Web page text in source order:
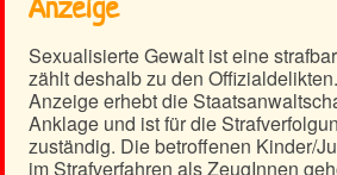
Anzeige
Sexualisierte Gewalt ist eine
zählt deshalb zu den
Anzeige erhebt die
Anklage und ist für die
zuständig. Die betroffenen Kinder/
im Strafverfahren als ZeugInnen